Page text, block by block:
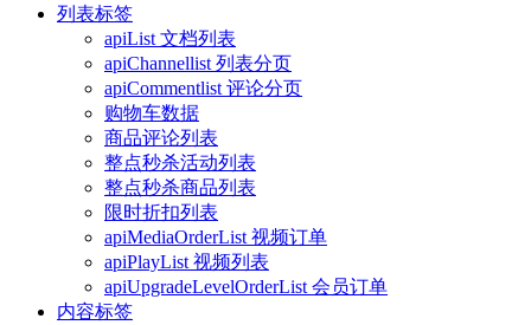
列表标签
apiList 文档列表
apiChannellist 列表分页
apiCommentlist 评论分页
购物车数据
商品评论列表
整点秒杀活动列表
整点秒杀商品列表
限时折扣列表
apiMediaOrderList 视频订单
apiPlayList 视频列表
apiUpgradeLevelOrderList 会员订单
内容标签